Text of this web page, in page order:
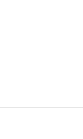
共同利用者が
要な範囲で利
さい。
利用者とは、
をダウンロード
物質）の非含有